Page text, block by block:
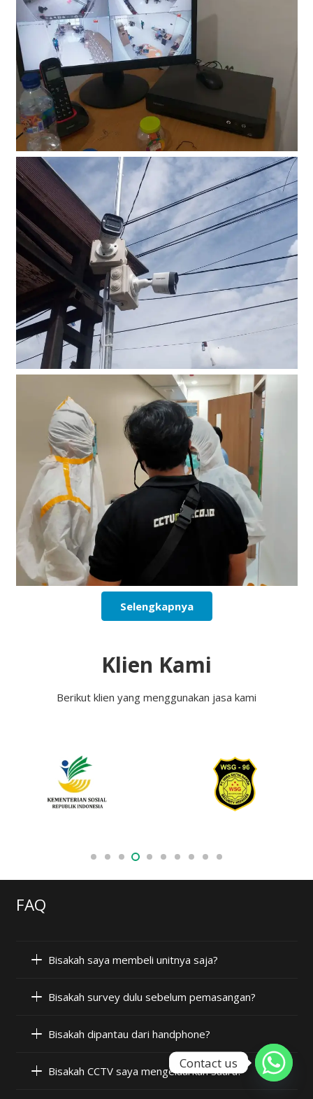
Selengkapnya
Klien Kami
Berikut klien yang menggunakan jasa kami
FAQ
Bisakah saya membeli unitnya saja?
Bisakah survey dulu sebelum pemasangan?
Bisakah dipantau dari handphone?
Bisakah CCTV saya mengeluarkan suara?
Contact us